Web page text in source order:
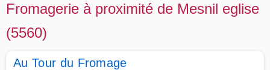
Fromagerie à proximité de Mesnil eglise
(5560)
Au Tour du Fromage